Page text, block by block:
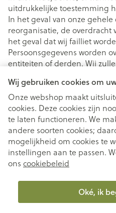
Wij gebruiken cookies om
Onze webshop maakt
cookies. Deze cookies zijn
te laten functioneren. We
andere soorten cookies;
mogelijkheid om cookies te
instellingen aan te passen.
ons cookiebeleid
Oké, ik
uitdrukkelijke toestemming
In het geval van onze
reorganisatie, de overdracht
het geval dat wij failliet
Persoonsgegevens worden
entiteiten of derden. Wij
jouw Persoonsgegevens
overdragen, maar je erkent
commercieel niet onder alle
is.
3.4 Wettelijke
In uitzonderlijke gevallen
zijn om je
gerechtelijk bevel of om te
jou vooraf op de hoogte te